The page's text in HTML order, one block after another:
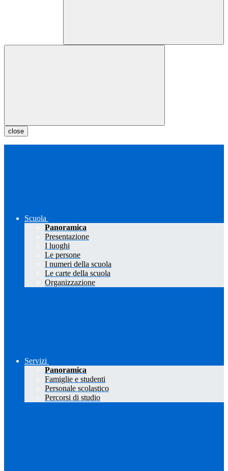
close
Scuola
Panoramica
Presentazione
I luoghi
Le persone
I numeri della scuola
Le carte della scuola
Organizzazione
Servizi
Panoramica
Famiglie e studenti
Personale scolastico
Percorsi di studio